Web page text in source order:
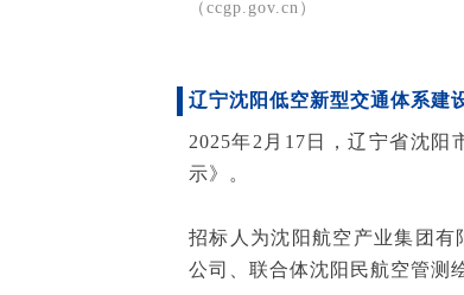
（ccgp.gov.cn）
辽宁沈阳低空新型交通体系建
2025年2月17日，辽宁省沈阳
示》。
招标人为沈阳航空产业集团
公司、联合体沈阳民航空管测